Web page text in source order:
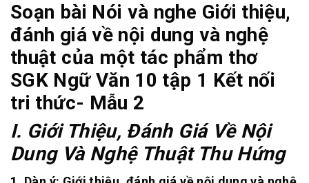
Soạn bài Nói và nghe Giới thiệu,
đánh giá về nội dung và nghệ
thuật của một tác phẩm thơ
SGK Ngữ Văn 10 tập 1 Kết nối
tri thức- Mẫu 2
I. Giới Thiệu, Đánh Giá Về Nội
Dung Và Nghệ Thuật Thu Hứng